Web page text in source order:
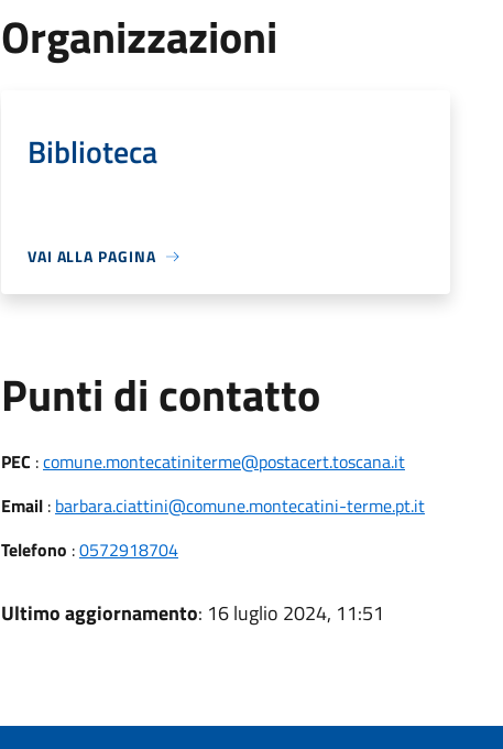
Organizzazioni
Biblioteca
VAI ALLA PAGINA
Punti di contatto
PEC :comune.montecatiniterme@postacert.toscana.it
Email: barbara.ciattini@comune.montecatini-terme.pt.it
Telefono :0572918704
Ultimo aggiornamento: 16 luglio 2024, 11:51